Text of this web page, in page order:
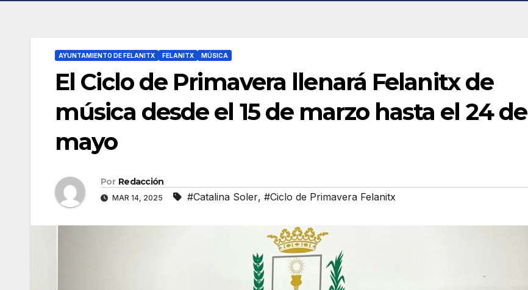
AYUNTAMIENTO DE FELANITX FELANITX MÚSICA
El Ciclo de Primavera llenará Felanitx de
música desde el 15 de marzo hasta el 24 de
mayo
Por Redacción
MAR 14, 2025 #Catalina Soler, #Ciclo de Primavera Felanitx